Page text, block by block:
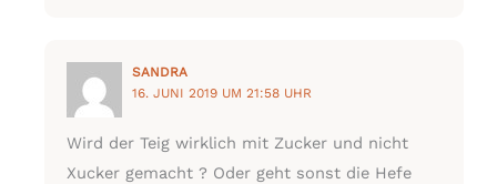
SANDRA
16. JUNI 2019 UM 21:58 UHR
Wird der Teig wirklich mit Zucker und nicht
Xucker gemacht ? Oder geht sonst die Hefe